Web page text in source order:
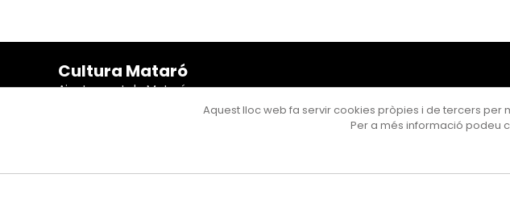
Cultura Mataró
Ajuntament de Mataró
C. de Sant Josep, 9 (Mataró, 08302)
Horari d'obertura: dilluns, dimecres i divendres de 10 a
Bústia ciutadana
Aquest lloc web fa servir cookies pròpies i de tercers per
Per a més informació podeu